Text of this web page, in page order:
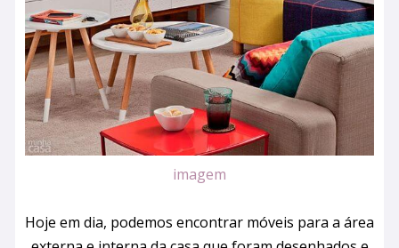
imagem
Hoje em dia, podemos encontrar móveis para a área